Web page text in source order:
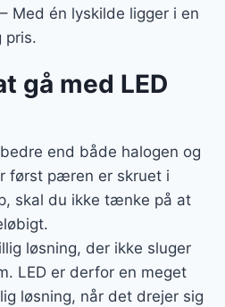
Med én lyskilde ligger i en
pris.
gå med LED
end både halogen og
først pæren er skruet i
skal du ikke tænke på at
løsning, der ikke sluger
LED er derfor en meget
løsning, når det drejer sig